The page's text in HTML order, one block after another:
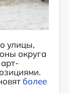
улицы,
округа
арт-
более